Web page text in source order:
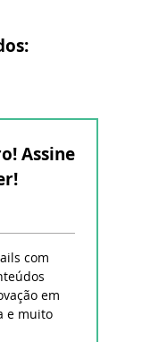
Assine
com
em
e muito